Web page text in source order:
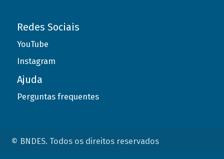
Redes Sociais
YouTube
Instagram
Ajuda
Perguntas frequentes
© BNDES. Todos os direitos reservados